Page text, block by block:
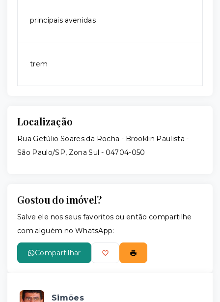
principais avenidas
trem
Localização
Rua Getúlio Soares da Rocha - Brooklin Paulista -
São Paulo/SP, Zona Sul - 04704-050
Gostou do imóvel?
Salve ele nos seus favoritos ou então compartilhe
com alguém no WhatsApp:
Compartilhar
Simões